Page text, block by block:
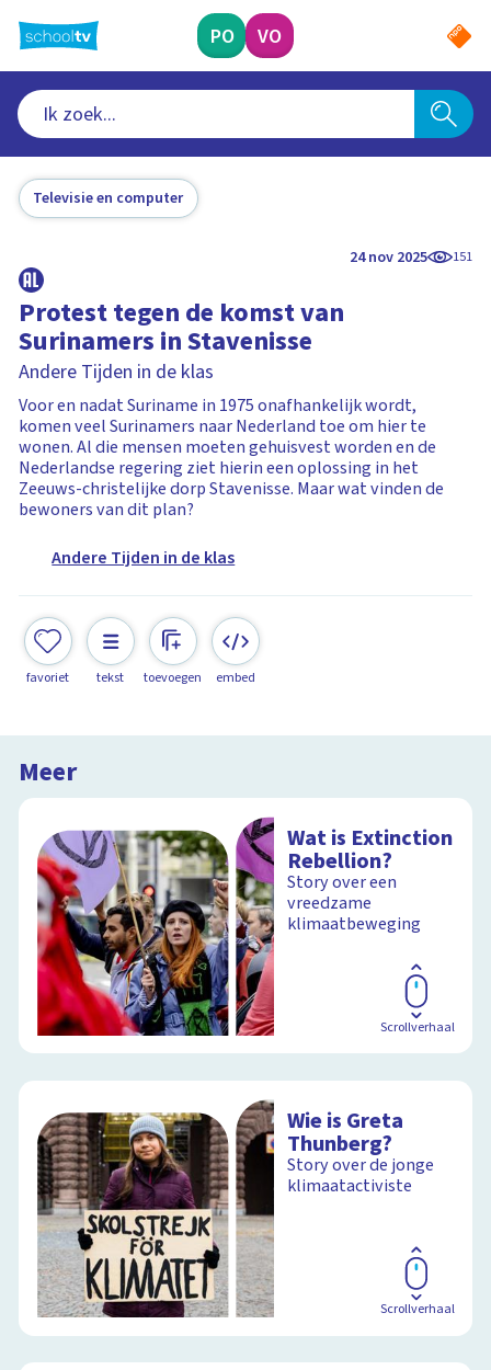
naar
hoofdinhoud
PO VO
Televisie en computer
24 nov 2025 151
Protest tegen de komst van
Surinamers in Stavenisse
Andere Tijden in de klas
Voor en nadat Suriname in 1975 onafhankelijk wordt,
komen veel Surinamers naar Nederland toe om hier te
wonen. Al die mensen moeten gehuisvest worden en de
Nederlandse regering ziet hierin een oplossing in het
Zeeuws-christelijke dorp Stavenisse. Maar wat vinden de
bewoners van dit plan?
Andere Tijden in de klas
favoriet tekst toevoegen embed
Meer
Wat is Extinction
Rebellion?
Story over een
vreedzame
klimaatbeweging
Scrollverhaal
Wie is Greta
Thunberg?
Story over de jonge
klimaatactiviste
Scrollverhaal